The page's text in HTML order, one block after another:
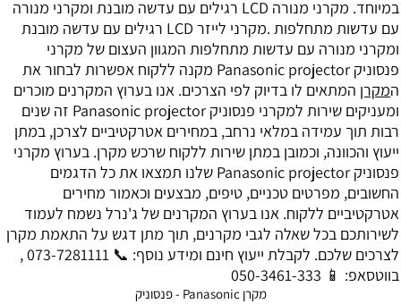
במיוחד. מקרני מנורה LCD רגילים עם עדשה מובנת ומקרני מנורה
עם עדשות מתחלפות .מקרני לייזר LCD רגילים עם עדשה מובנת
ומקרני מנורה עם עדשות מתחלפות המגוון העצום של מקרני
פנסוניק Panasonic projector מקנה ללקוח אפשרות לבחור את
המקרן המתאים לו בדיוק לפי הצרכים. אנו בערוץ המקרנים מוכרים
ומעניקים שירות למקרני פנסוניק Panasonic projector זה שנים
רבות תוך עמידה במלאי נרחב, במחירים אטרקטיביים לצרכן, במתן
ייעוץ והכוונה, וכמובן במתן שירות ללקוח שרכש מקרן. בערוץ מקרני
פנסוניק Panasonic projector שלנו תמצאו את כל הדגמים
החשובים, מפרטים טכניים, טיפים, מבצעים וכאמור מחירים
אטרקטיביים ללקוח. אנו בערוץ המקרנים של ג'נרל נשמח לעמוד
לשירותכם בכל שאלה לגבי מקרנים, תוך מתן דגש על התאמת מקרן
לצרכים שלכם. לקבלת ייעוץ חינם ומידע נוסף: 📞 073-7281111 ,
בווטסאפ: 📱 050-3461-333
מקרן Panasonic - פנסוניק